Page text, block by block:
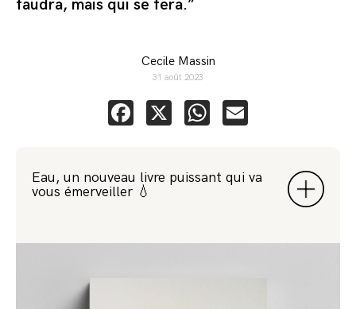
faudra, mais qui se fera.”
Cecile Massin
31 août 2023
Facebook
X WhatsApp
Eau, un nouveau livre puissant qui va
vous émerveiller 💧